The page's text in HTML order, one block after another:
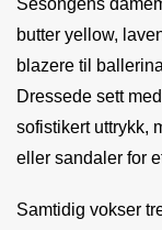
butter yellow,
blazere til
Dressede sett
sofistikert uttrykk,
eller sandaler for
Samtidig vokser